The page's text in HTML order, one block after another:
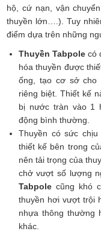
hộ, cứ nạn, vận
thuyền lớn….). Tuy
điểm dựa trên những
Thuyền Tabpolecó
hóa thuyền được
ống, tạo cơ sở cho
riêng biệt. Thiết kế
bị nước tràn vào 1
động bình thường.
Thuyền có sức
thiết kế bên trong
nên tải trọng của
chở vượt số lượng
Tabpolecũng khó
thuyền hơi vượt trội
nhựa thông thường
khác.